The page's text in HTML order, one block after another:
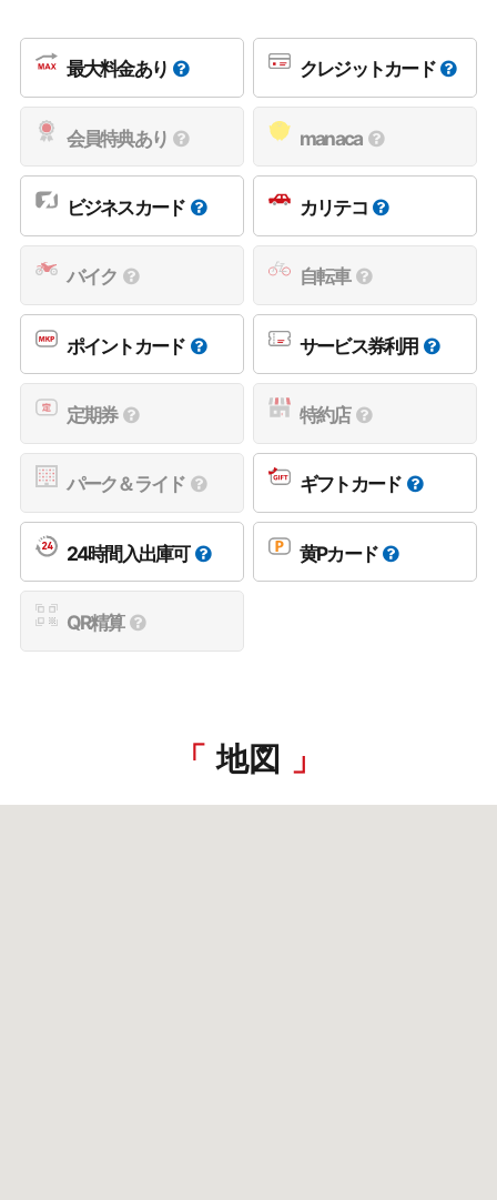
最大料金あり クレジットカード
会員特典あり manaca
ビジネスカード カリテコ
バイク 自転車
ポイントカード サービス券利用
定期券 特約店
パーク＆ライド ギフトカード
24時間入出庫可 黄Pカード
QR精算
地図